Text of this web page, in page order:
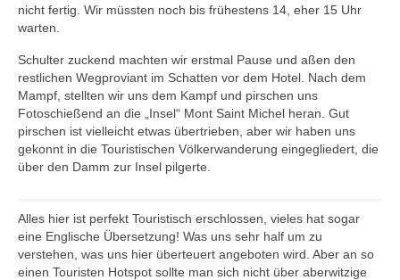
nicht fertig. Wir müssten noch bis frühestens 14, eher 15 Uhr
warten.
Schulter zuckend machten wir erstmal Pause und aßen den
restlichen Wegproviant im Schatten vor dem Hotel. Nach dem
Mampf, stellten wir uns dem Kampf und pirschen uns
Fotoschießend an die „Insel“ Mont Saint Michel heran. Gut
pirschen ist vielleicht etwas übertrieben, aber wir haben uns
gekonnt in die Touristischen Völkerwanderung eingegliedert, die
über den Damm zur Insel pilgerte.
Alles hier ist perfekt Touristisch erschlossen, vieles hat sogar
eine Englische Übersetzung! Was uns sehr half um zu
verstehen, was uns hier überteuert angeboten wird. Aber an so
einen Touristen Hotspot sollte man sich nicht über aberwitzige